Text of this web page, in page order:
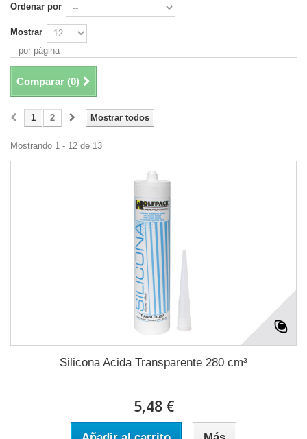
Ordenar por
Mostrar
por página
Comparar (0)
Mostrar todos
1 2
Mostrando 1 - 12 de 13
Silicona Acida Transparente 280 cm³
5,48 €